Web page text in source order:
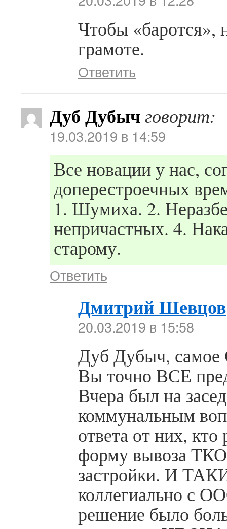
Чтобы «баротся»,
грамоте.
Ответить
Дуб Дубычговорит:
19.03.2019 в 14:59
Все новации у нас,
доперестроечных
1. Шумиха. 2.
непричастных. 4.
старому.
Ответить
Дмитрий Шевцов
20.03.2019 в 15:58
Дуб Дубыч,
Вы точно ВСЕ
Вчера был на
коммунальным
ответа от них,
форму вывоза
застройки. И
коллегиально с
решение было